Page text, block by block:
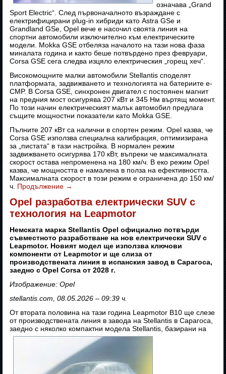
означава „Grand
Sport Electric“. След първоначалното възраждане с
електрифицирани plug-in хибриди като Astra GSe и
Grandland GSe, Opel вече е насочил своята линия на
спортни автомобили изключително към електрическите
модели. Mokka GSE отбеляза началото на тази нова фаза
миналата година и както беше потвърдено през февруари,
Corsa GSE сега следва изцяло електрическия „горещ хеч“.
Високомощните малки автомобили Stellantis споделят
платформата, задвижването и технологията на батериите e-
CMP. В Corsa GSE, синхронен двигател с постоянен магнит
на предния мост осигурява 207 кВт и 345 Нм въртящ момент.
По този начин електрическият малък автомобил предлага
същите мощностни показатели като Mokka GSE.
Пълните 207 кВт са налични в спортен режим. Opel казва, че
Corsa GSE използва специална калибрация, оптимизирана
за „пистата“ в тази настройка. В нормален режим
задвижването осигурява 170 кВт, въпреки че максималната
скорост остава непроменена на 180 км/ч. В еко режим Opel
казва, че мощността е намалена в полза на ефективността.
Максималната скорост в този режим е ограничена до 150 км/
ч. Продължение →
Opel разработва електрически SUV с
технология на Leapmotor
Немската марка Stellantis Opel официално потвърди
съвместното разработване на нов електрически SUV с
Leapmotor. Новият модел ще използва ключови
компоненти от Leapmotor и ще слиза от
производствената линия в испанския завод в Сарагоса,
заедно с Opel Corsa от 2028 г.
Изображение: Opel
stellantis.com, 08.05.2026 – 09:39 ч.
От втората половина на тази година Leapmotor B10 ще слезе
от производствената линия в завода на Stellantis в Сарагоса,
заедно с няколко компактни модела Stellantis, базирани на